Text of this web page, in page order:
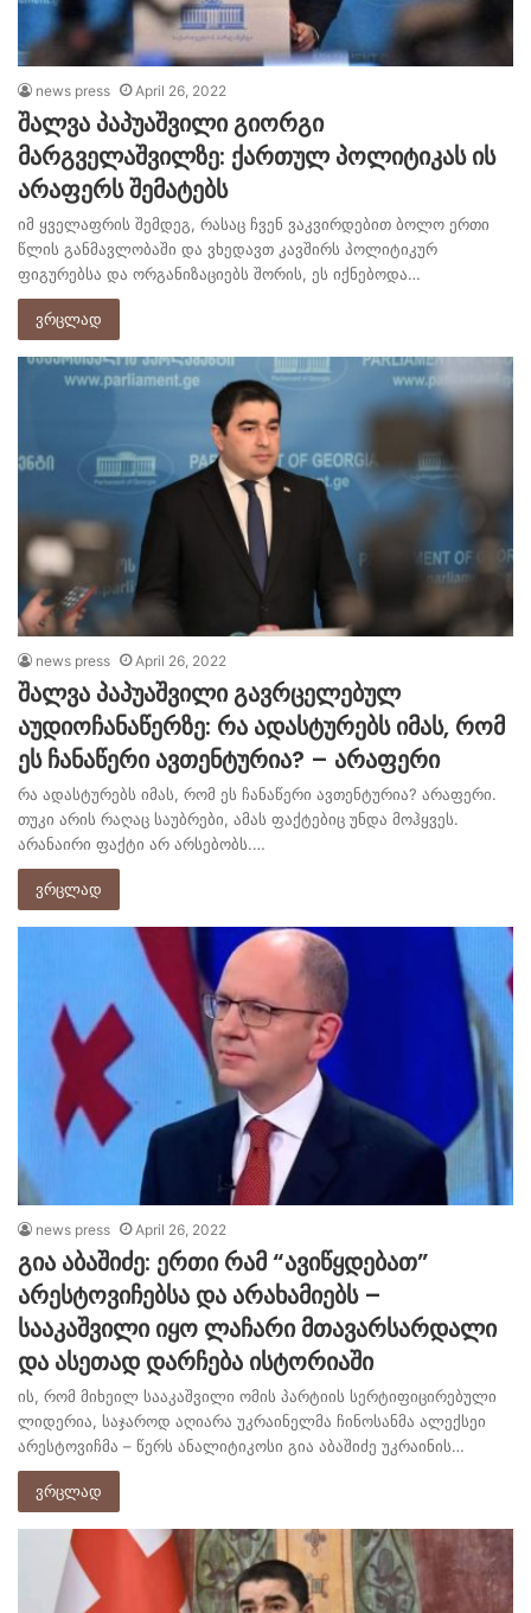
news press April 26, 2022
შალვა პაპუაშვილი გიორგი
მარგველაშვილზე: ქართულ პოლიტიკას ის
არაფერს შემატებს
იმ ყველაფრის შემდეგ, რასაც ჩვენ ვაკვირდებით ბოლო ერთი
წლის განმავლობაში და ვხედავთ კავშირს პოლიტიკურ
ფიგურებსა და ორგანიზაციებს შორის, ეს იქნებოდა…
ვრცლად
news press April 26, 2022
შალვა პაპუაშვილი გავრცელებულ
აუდიოჩანაწერზე: რა ადასტურებს იმას, რომ
ეს ჩანაწერი ავთენტურია? – არაფერი
რა ადასტურებს იმას, რომ ეს ჩანაწერი ავთენტურია? არაფერი.
თუკი არის რაღაც საუბრები, ამას ფაქტებიც უნდა მოჰყვეს.
არანაირი ფაქტი არ არსებობს.…
ვრცლად
news press April 26, 2022
გია აბაშიძე: ერთი რამ “ავიწყდებათ”
არესტოვიჩებსა და არახამიებს –
სააკაშვილი იყო ლაჩარი მთავარსარდალი
და ასეთად დარჩება ისტორიაში
ის, რომ მიხეილ სააკაშვილი ომის პარტიის სერტიფიცირებული
ლიდერია, საჯაროდ აღიარა უკრაინელმა ჩინოსანმა ალექსეი
არესტოვიჩმა – წერს ანალიტიკოსი გია აბაშიძე უკრაინის…
ვრცლად